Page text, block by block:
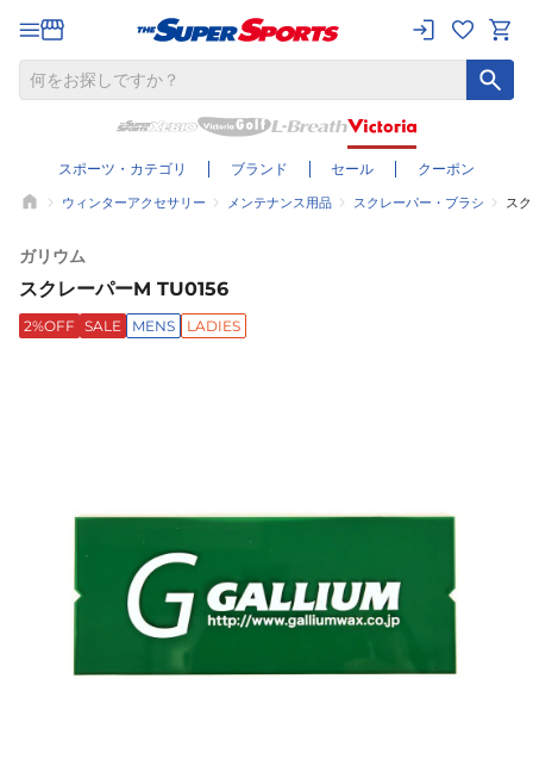
スポーツ・カテゴリ ブランド セール クーポン
ウィンターアクセサリー メンテナンス用品 スクレーパー・ブラシ ス
ガリウム
スクレーパーM TU0156
2%OFF SALE MENS LADIES